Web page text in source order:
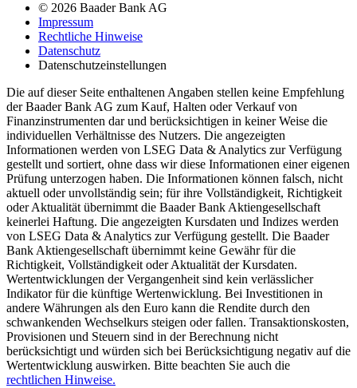
© 2026 Baader Bank AG
Impressum
Rechtliche Hinweise
Datenschutz
Datenschutzeinstellungen
Die auf dieser Seite enthaltenen Angaben stellen keine Empfehlung
der Baader Bank AG zum Kauf, Halten oder Verkauf von
Finanzinstrumenten dar und berücksichtigen in keiner Weise die
individuellen Verhältnisse des Nutzers. Die angezeigten
Informationen werden von LSEG Data & Analytics zur Verfügung
gestellt und sortiert, ohne dass wir diese Informationen einer eigenen
Prüfung unterzogen haben. Die Informationen können falsch, nicht
aktuell oder unvollständig sein; für ihre Vollständigkeit, Richtigkeit
oder Aktualität übernimmt die Baader Bank Aktiengesellschaft
keinerlei Haftung. Die angezeigten Kursdaten und Indizes werden
von LSEG Data & Analytics zur Verfügung gestellt. Die Baader
Bank Aktiengesellschaft übernimmt keine Gewähr für die
Richtigkeit, Vollständigkeit oder Aktualität der Kursdaten.
Wertentwicklungen der Vergangenheit sind kein verlässlicher
Indikator für die künftige Wertenwicklung. Bei Investitionen in
andere Währungen als den Euro kann die Rendite durch den
schwankenden Wechselkurs steigen oder fallen. Transaktionskosten,
Provisionen und Steuern sind in der Berechnung nicht
berücksichtigt und würden sich bei Berücksichtigung negativ auf die
Wertentwicklung auswirken. Bitte beachten Sie auch die
rechtlichen Hinweise.